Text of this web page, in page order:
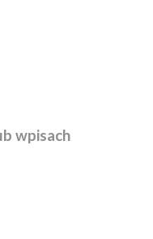
wpisach